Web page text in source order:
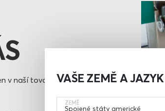
VAŠE ZEMĚ A JAZYK
ZEMĚ
v naší továrně